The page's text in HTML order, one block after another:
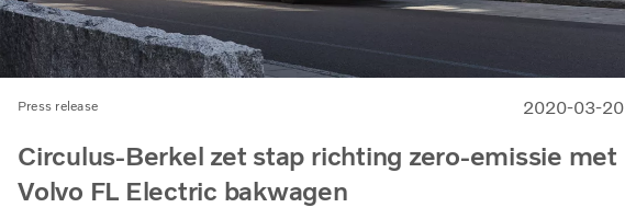
Press release 2020-03-20
Circulus-Berkel zet stap richting zero-emissie met
Volvo FL Electric bakwagen